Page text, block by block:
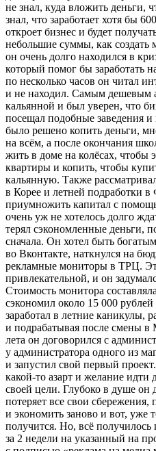
не знал, куда вложить
знал, что заработает хотя бы
откроет бизнес и будет
небольшие суммы, как создать
он очень долго находился в
который помог бы заработать
по несколько часов он читал
и не находил. Самым дешевым
кальянной и был уверен, что
посещал подобные заведения
было решено копить деньги,
на всём, а после окончания
жить в доме на колёсах, чтобы
квартиры и копить, чтобы
кальянную. Также
в Корее и летней подработки
приумножить капитал с
очень уж не хотелось долго
терял сэкономленные деньги,
сначала. Он хотел быть
во Вконтакте, наткнулся на
рекламные мониторы в ТРЦ.
привлекательной, и он
Стоимость монитора
сэкономил около 15 000
заработал в летние каникулы,
и подрабатывая после смены в
лета он договорился с
у администратора одного из
и запустил свой первый
какой-то азарт и желание идти
своей цели. Глубоко в душе он
потеряет все свои сбережения,
и экономить заново и вот, уже
получится. Но, всё получилось
за 2 недели на указанный на